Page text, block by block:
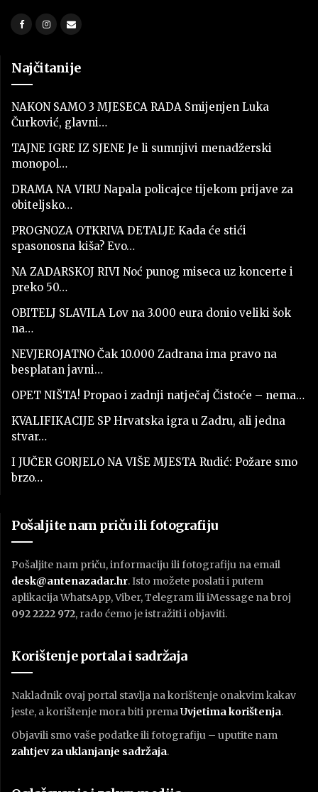
Najčitanije
NAKON SAMO 3 MJESECA RADA Smijenjen Luka
Čurković, glavni…
TAJNE IGRE IZ SJENE Je li sumnjivi menadžerski
monopol…
DRAMA NA VIRU Napala policajce tijekom prijave za
obiteljsko…
PROGNOZA OTKRIVA DETALJE Kada će stići
spasonosna kiša? Evo…
NA ZADARSKOJ RIVI Noć punog miseca uz koncerte i
preko 50…
OBITELJ SLAVILA Lov na 3.000 eura donio veliki šok
na…
NEVJEROJATNO Čak 10.000 Zadrana ima pravo na
besplatan javni…
OPET NIŠTA! Propao i zadnji natječaj Čistoće – nema…
KVALIFIKACIJE SP Hrvatska igra u Zadru, ali jedna
stvar…
I JUČER GORJELO NA VIŠE MJESTA Rudić: Požare smo
brzo…
Pošaljite nam priču ili fotografiju
Pošaljite nam priču, informaciju ili fotografiju na email
desk@antenazadar.hr. Isto možete poslati i putem
aplikacija WhatsApp, Viber, Telegram ili iMessage na broj
092 2222 972, rado ćemo je istražiti i objaviti.
Korištenje portala i sadržaja
Nakladnik ovaj portal stavlja na korištenje onakvim kakav
jeste, a korištenje mora biti premaUvjetima korištenja.
Objavili smo vaše podatke ili fotografiju – uputite nam
zahtjev za uklanjanje sadržaja.